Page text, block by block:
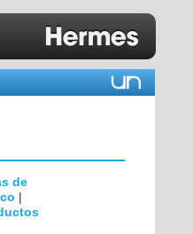
de
|